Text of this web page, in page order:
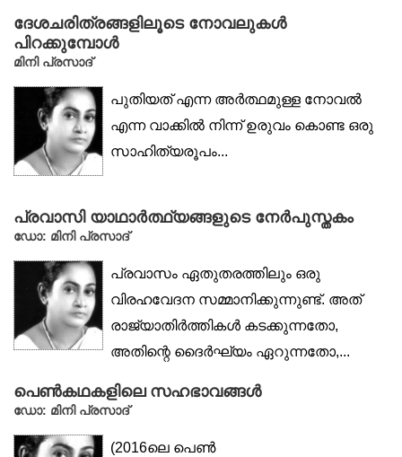
ദേശചരിത്രങ്ങളിലൂടെ നോവലുകൾ
പിറക്കുമ്പോൾ
മിനി പ്രസാദ്
പുതിയത് എന്ന അർത്ഥമുള്ള നോവൽ
എന്ന വാക്കിൽ നിന്ന് ഉരുവം കൊണ്ട ഒരു
സാഹിത്യരൂപം...
പ്രവാസി യാഥാർത്ഥ്യങ്ങളുടെ നേർപുസ്തകം
ഡോ: മിനി പ്രസാദ്‌
പ്രവാസം ഏതുതരത്തിലും ഒരു
വിരഹവേദന സമ്മാനിക്കുന്നുണ്ട്. അത്
രാജ്യാതിർത്തികൾ കടക്കുന്നതോ,
അതിന്റെ ദൈർഘ്യം ഏറുന്നതോ,...
പെൺകഥകളിലെ സഹഭാവങ്ങൾ
ഡോ: മിനി പ്രസാദ്‌
(2016ലെ പെൺ